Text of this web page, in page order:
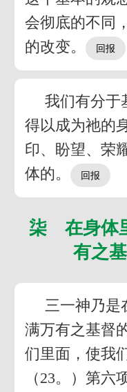
会彻底的不同
的改变。
我们有分于
得以成为祂的
印、盼望、荣
体的。
柒 在身体
有之
三一神乃是
满万有之基督
们里面，使我
（23。）第